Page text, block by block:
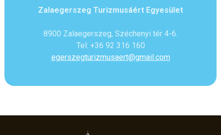
Zalaegerszeg Turizmusáért Egyesület
8900 Zalaegerszeg, Széchenyi tér 4-6.
Tel: +36 92 316 160
egerszegturizmusaert@gmail.com